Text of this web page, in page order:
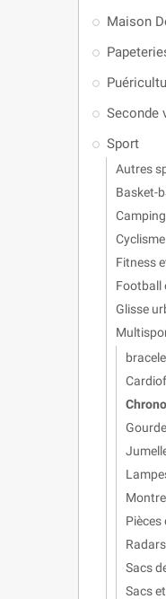
Maison
Seconde
Sport
Autres
Basket-
Camping
Cyclisme
Fitness
Football
Glisse
Sacs
Sacs